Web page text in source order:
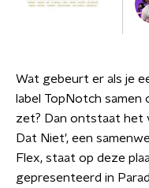
Wat gebeurt er als je
label TopNotch
zet? Dan ontstaat het
Dat Niet', een
Flex, staat op deze
gepresenteerd in